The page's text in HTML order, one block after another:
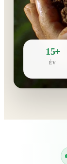
15+
ÉV